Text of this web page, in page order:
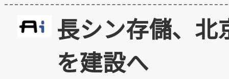
長シン存儲、北
を建設へ